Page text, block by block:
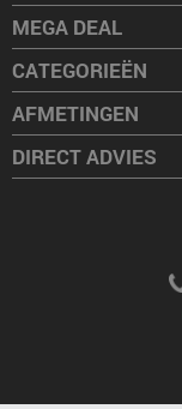
MEGA DEAL
CATEGORIEËN
AFMETINGEN
DIRECT ADVIES